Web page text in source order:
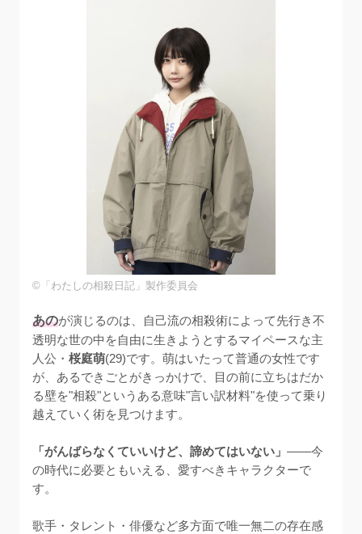
©「わたしの相殺日記」製作委員会
あのが演じるのは、自己流の相殺術によって先行き不
透明な世の中を自由に生きようとするマイペースな主
人公・ 桜庭萌(29)です。萌はいたって普通の女性です
が、あるできごとがきっかけで、目の前に立ちはだか
る壁を"相殺"というある意味"言い訳材料"を使って乗り
越えていく術を見つけます。
「がんばらなくていいけど、諦めてはいない」 ——今
の時代に必要ともいえる、愛すべきキャラクターで
す。
歌手・タレント・俳優など多方面で唯一無二の存在感